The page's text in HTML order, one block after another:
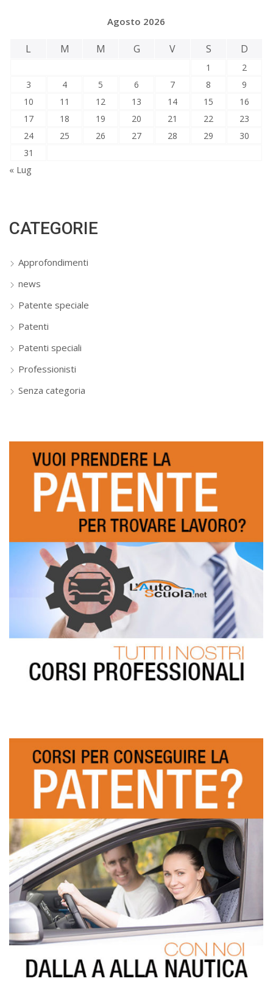
Agosto 2026
L M M G V S D
1
2
3
4 5 6 7 8
9
10
11 12 13 14 15
16
17
18 19 20 21 22
23
24
25 26 27 28 29
30
31
« Lug
CATEGORIE
Approfondimenti
news
Patente speciale
Patenti
Patenti speciali
Professionisti
Senza categoria